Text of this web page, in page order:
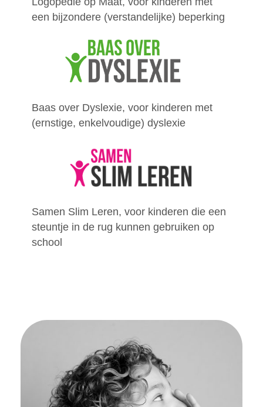
een bijzondere (verstandelijke) beperking
Baas over Dyslexie, voor kinderen met
(ernstige, enkelvoudige) dyslexie
Samen Slim Leren, voor kinderen die een
steuntje in de rug kunnen gebruiken op
school